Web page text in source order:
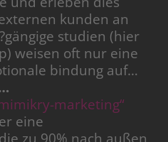
kunden an
studien (hier
weisen oft nur eine
bindung auf…
marketing“
eine